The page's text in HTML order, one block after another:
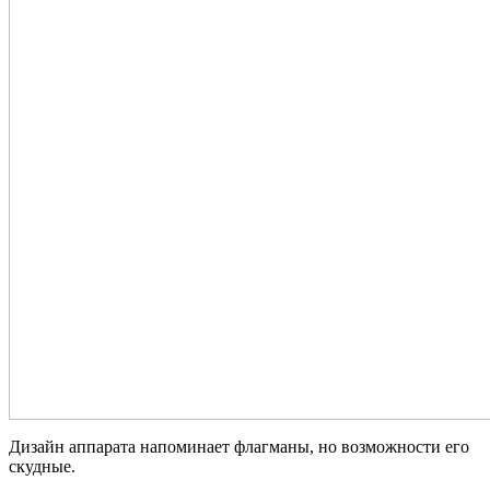
Дизайн аппарата напоминает флагманы, но возможности его
скудные.